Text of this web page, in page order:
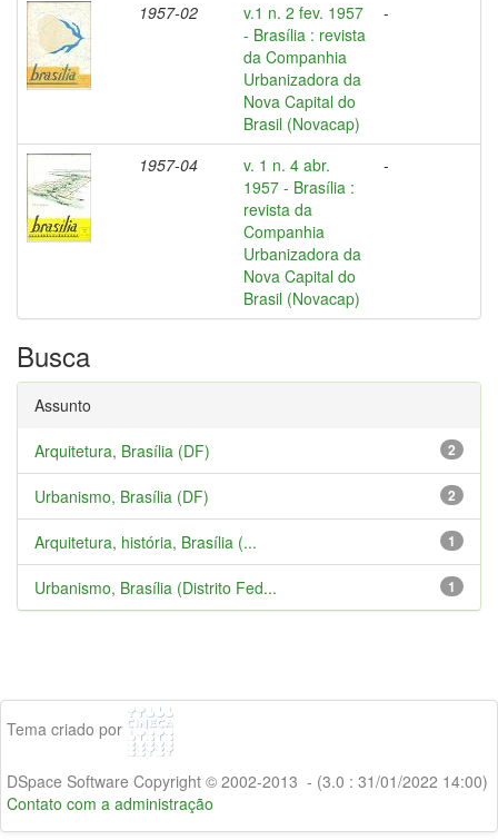
1957-02
v.1 n. 2 fev. 1957
- Brasília : revista
da Companhia
Urbanizadora da
Nova Capital do
Brasil (Novacap)
-
1957-04
v. 1 n. 4 abr.
1957 - Brasília :
revista da
Companhia
Urbanizadora da
Nova Capital do
Brasil (Novacap)
-
Busca
Assunto
2
Arquitetura, Brasília (DF)
2
Urbanismo, Brasília (DF)
1
Arquitetura, história, Brasília (...
1
Urbanismo, Brasília (Distrito Fed...
Tema criado por
DSpace Software Copyright © 2002-2013 - (3.0 : 31/01/2022 14:00)
Contato com a administração